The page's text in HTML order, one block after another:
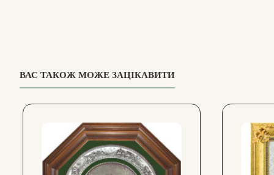
ВАС ТАКОЖ МОЖЕ ЗАЦІКАВИТИ